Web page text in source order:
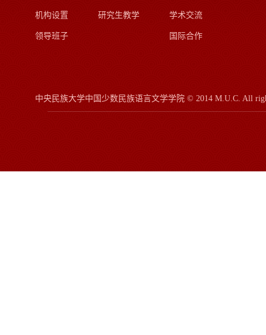
机构设置
领导班子
研究生教学 学术交流
国际合作
中央民族大学中国少数民族语言文学学院 © 2014